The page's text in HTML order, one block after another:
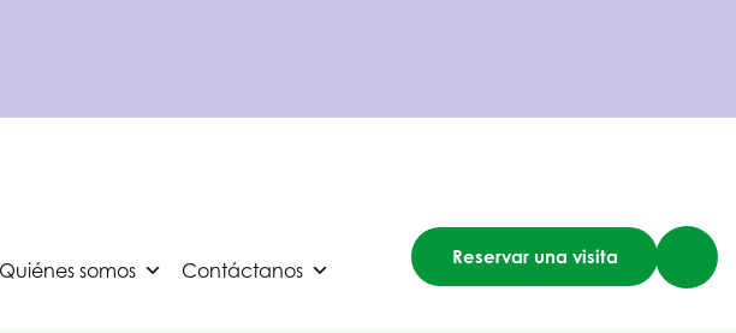
Quiénes somos Contáctanos
Reservar una visita